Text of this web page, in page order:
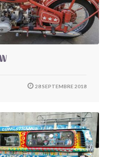
28 SEPTEMBRE 2018